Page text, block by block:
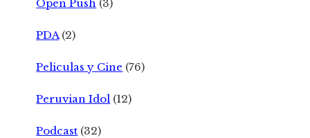
Open Push (3)
PDA(2)
Peliculas y Cine (76)
Peruvian Idol (12)
Podcast (32)